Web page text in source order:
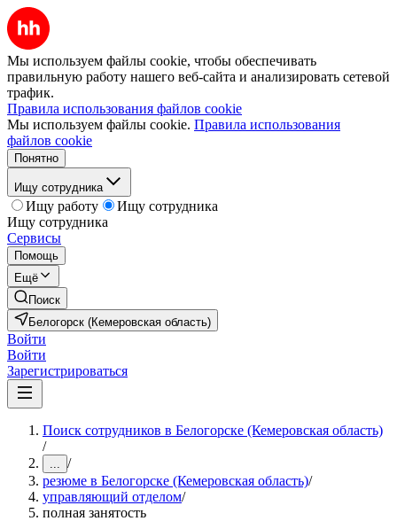
Мы используем файлы cookie, чтобы обеспечивать
правильную работу нашего веб-сайта и анализировать сетевой
трафик.
Правила использования файлов cookie
Мы используем файлы cookie. Правила использования
файлов cookie
Понятно
Ищу сотрудника
Ищу работу
Ищу сотрудника
Ищу сотрудника
Сервисы
Помощь
Ещё
Поиск
Белогорск (Кемеровская область)
Войти
Войти
Зарегистрироваться
Поиск сотрудников в Белогорске (Кемеровская область)
/
... /
резюме в Белогорске (Кемеровская область)/
управляющий отделом/
полная занятость